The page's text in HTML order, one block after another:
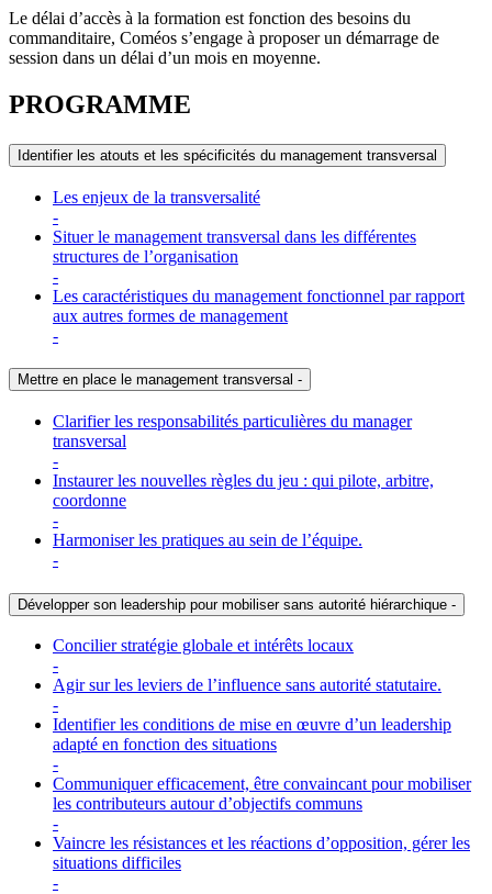
Le délai d’accès à la formation est fonction des besoins du
commanditaire, Coméos s’engage à proposer un démarrage de
session dans un délai d’un mois en moyenne.
PROGRAMME
Identifier les atouts et les spécificités du management transversal
Les enjeux de la transversalité
-
Situer le management transversal dans les différentes
structures de l’organisation
-
Les caractéristiques du management fonctionnel par rapport
aux autres formes de management
-
Mettre en place le management transversal -
Clarifier les responsabilités particulières du manager
transversal
-
Instaurer les nouvelles règles du jeu : qui pilote, arbitre,
coordonne
-
Harmoniser les pratiques au sein de l’équipe.
-
Développer son leadership pour mobiliser sans autorité hiérarchique -
Concilier stratégie globale et intérêts locaux
-
Agir sur les leviers de l’influence sans autorité statutaire.
-
Identifier les conditions de mise en œuvre d’un leadership
adapté en fonction des situations
-
Communiquer efficacement, être convaincant pour mobiliser
les contributeurs autour d’objectifs communs
-
Vaincre les résistances et les réactions d’opposition, gérer les
situations difficiles
-